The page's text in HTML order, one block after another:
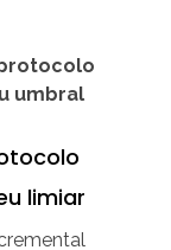
limiar